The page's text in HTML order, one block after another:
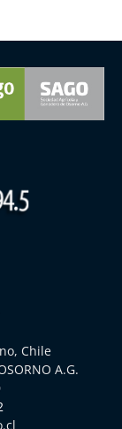
Chile
A.G.